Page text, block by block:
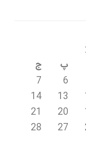
پ
ج
6
7
13
14
20
21
27
28